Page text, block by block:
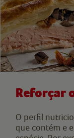
Reforçar
O perfil
que contém e